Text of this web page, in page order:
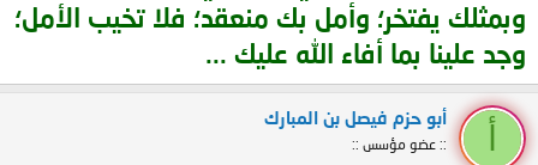
وبمثلك يفتخر؛ وأمل بك منعقد؛ فلا تخيب الأمل؛
وجد علينا بما أفاء الله عليك ...
أبو حزم فيصل بن المبارك
:: عضو مؤسس ::